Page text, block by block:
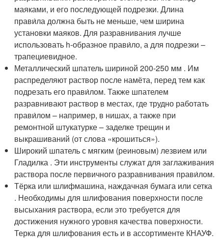
маяками, и его последующей подрезки. Длина
прави́ла должна быть не меньше, чем ширина
установки маяков. Для разравнивания лучше
использовать h-образное прави́ло, а для подрезки –
трапециевидное.
Металлический шпатель шириной 200-250 мм . Им
распределяют раствор после намёта, перед тем как
подрезать его прави́лом. Также шпателем
разравнивают раствор в местах, где трудно работать
прави́лом – например, в нишах, а также при
ремонтной штукатурке – заделке трещин и
выкрашиваний (от слова «крошиться»).
Широкий шпатель с мягким (реиновым) лезвием или
Гладилка . Эти инструменты служат для заглаживания
раствора после первичного разравнивания прави́лом.
Тёрка или шлифмашина, наждачная бумага или сетка
. Необходимы для шлифования поверхности после
высыхания раствора, если это требуется для
достижения нужного уровня качества поверхности.
Терка для шлифования есть и в ассортименте КНАУФ.